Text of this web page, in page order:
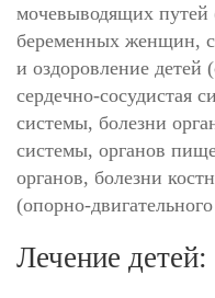
мочевыводящих путей
беременных женщин,
и оздоровление детей
сердечно-сосудистая
системы, болезни
системы, органов
органов, болезни
(опорно-
Лечение детей: